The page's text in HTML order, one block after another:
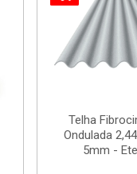
Telha
Ondulada
5mm -